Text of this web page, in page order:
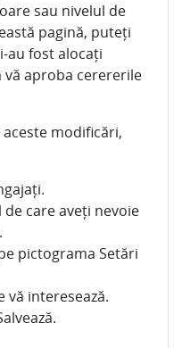
sau nivelul de
pagină, puteți
au fost alocați
aproba cerererile
modificări,
de care aveți nevoie
pictograma Setări
vă interesează.